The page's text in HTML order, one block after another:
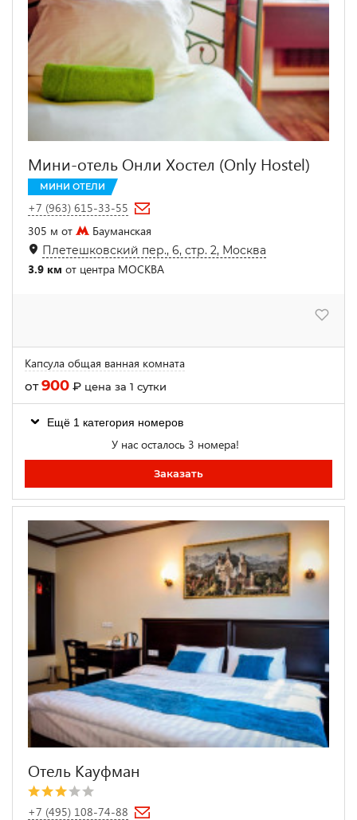
Мини-отель Онли Хостел (Only Hostel)
МИНИ ОТЕЛИ
+7 (963) 615-33-55
305 м от
Бауманская
Плетешковский пер., 6, стр. 2, Москва
3.9 км от центра МОСКВА
Капсула общая ванная комната
от900 ₽ цена за 1 сутки
Ещё 1 категория номеров
У нас осталось 3 номера!
Заказать
Отель Кауфман
+7 (495) 108-74-88